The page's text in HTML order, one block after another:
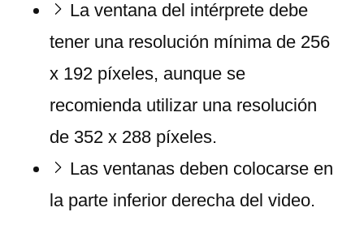
La ventana del intérprete debe
tener una resolución mínima de 256
x 192 píxeles, aunque se
recomienda utilizar una resolución
de 352 x 288 píxeles.
Las ventanas deben colocarse en
la parte inferior derecha del video.